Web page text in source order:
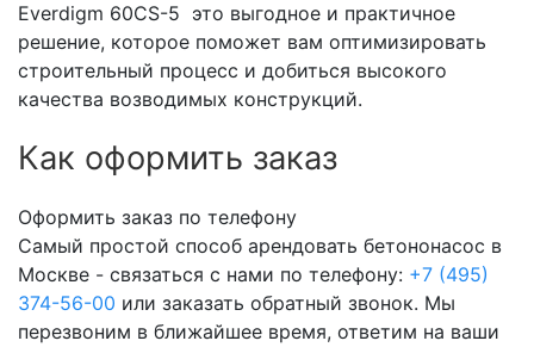
Everdigm 60CS-5 это выгодное и практичное
решение, которое поможет вам оптимизировать
строительный процесс и добиться высокого
качества возводимых конструкций.
Как оформить заказ
Оформить заказ по телефону
Самый простой способ арендовать бетононасос в
Москве - связаться с нами по телефону: +7 (495)
374-56-00 или заказать обратный звонок. Мы
перезвоним в ближайшее время, ответим на ваши